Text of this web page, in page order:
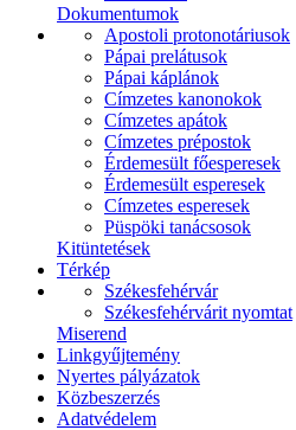
Dokumentumok
Apostoli protonotáriusok
Pápai prelátusok
Pápai káplánok
Címzetes kanonokok
Címzetes apátok
Címzetes prépostok
Érdemesült főesperesek
Érdemesült esperesek
Címzetes esperesek
Püspöki tanácsosok
Kitüntetések
Térkép
Székesfehérvár
Székesfehérvárit nyomtat
Miserend
Linkgyűjtemény
Nyertes pályázatok
Közbeszerzés
Adatvédelem